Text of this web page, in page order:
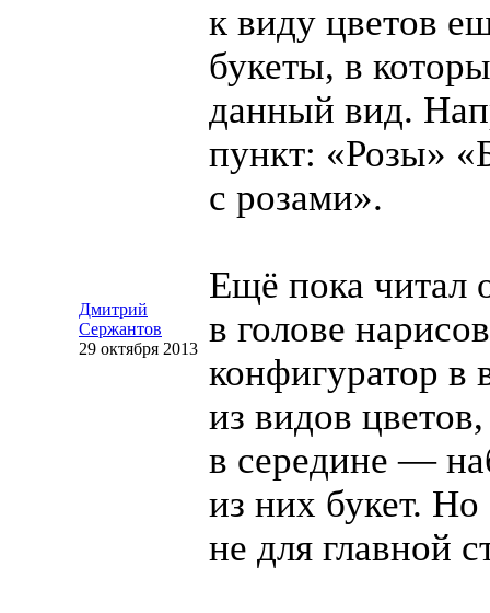
Дмитрий
Сержантов
29 октября 2013
к виду цветов
букеты, в
данный вид.
пункт: «Розы»
с розами».
Ещё пока читал
в голове
конфигуратор в
из видов цветов,
в середине —
из них букет. Но
не для главной